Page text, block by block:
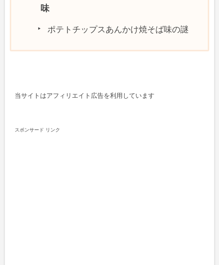
味
ポテトチップスあんかけ焼そば味の謎
当サイトはアフィリエイト広告を利用しています
スポンサード リンク